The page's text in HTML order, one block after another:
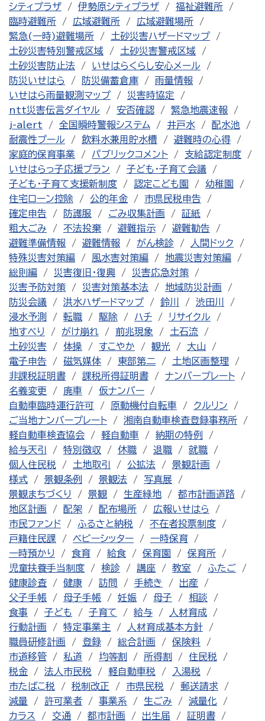
シティプラザ 伊勢原シティプラザ
福祉避難所
臨時避難所
広域避難所
広域避難場所
緊急(一時)避難場所
土砂災害ハザードマップ
土砂災害特別警戒区域
土砂災害警戒区域
土砂災害防止法
いせはらくらし安心メール
防災いせはら
防災備蓄倉庫
雨量情報
いせはら雨量観測マップ
災害時協定
ntt災害伝言ダイヤル
安否確認
緊急地震速報
j-alert
全国瞬時警報システム 井戸水
配水池
耐震性プール
飲料水兼用貯水槽
避難時の心得
家庭的保育事業
パブリックコメント
支給認定制度
いせはらっ子応援プラン
子ども・子育て会議
子ども・子育て支援新制度
認定こども園
幼稚園
住宅ローン控除
公的年金
市県民税申告
確定申告
防護服 ごみ収集計画
証紙
粗大ごみ
不法投棄 避難指示
避難勧告
避難準備情報
避難情報 がん検診
人間ドック
特殊災害対策編
風水害対策編
地震災害対策編
総則編
災害復旧・復興
災害応急対策
災害予防対策
災害対策基本法
地域防災計画
防災会議
洪水ハザードマップ 鈴川
渋田川
浸水予測
転職 駆除 ハチ
リサイクル
地すべり
がけ崩れ 前兆現象
土石流
土砂災害
体操 すこやか 観光
大山
電子申告
磁気媒体 東部第二
土地区画整理
非課税証明書
課税所得証明書
ナンバープレート
名義変更
廃車
仮ナンバー
自動車臨時運行許可
原動機付自転車
クルリン
ご当地ナンバープレート
湘南自動車検査登録事務所
軽自動車検査協会
軽自動車
納期の特例
給与天引
特別徴収 休職 退職
就職
個人住民税
土地取引 公拡法
景観計画
様式
景観条例 景観法
写真展
景観まちづくり
景観 生産緑地
都市計画道路
地区計画
配架 配布場所
広報いせはら
市民ファンド
ふるさと納税
不在者投票制度
戸籍住民課
ベビーシッター
一時保育
一時預かり
食育 給食 保育園
保育所
児童扶養手当制度
検診 講座 教室
ふたご
健康診査
健康 訪問 手続き
出産
父子手帳
母子手帳 妊娠 母子
相談
食事
子ども 子育て 給与
人材育成
行動計画
特定事業主
人材育成基本方針
職員研修計画
登録 総合計画
保険料
市道移管
私道 均等割 所得割
住民税
税金
法人市民税 軽自動車税
入湯税
市たばこ税
税制改正 市県民税
郵送請求
減量
許可業者 事業系 生ごみ
減量化
カラス
交通 都市計画 出生届
証明書